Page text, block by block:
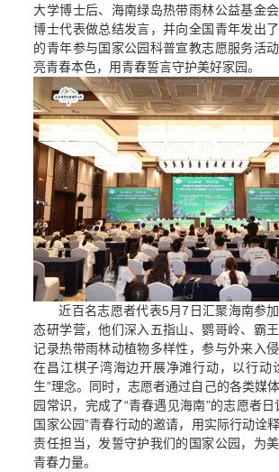
大学博士后、海南绿岛热带雨林公益基金
博士代表做总结发言，并向全国青年发出
的青年参与国家公园科普宣教志愿服务活
亮青春本色，用青春誓言守护美好家园。
近百名志愿者代表5月7日汇聚海南参
态研学营，他们深入五指山、鹦哥岭、霸
记录热带雨林动植物多样性，参与外来入侵
在昌江棋子湾海边开展净滩行动，以行动
生”理念。同时，志愿者通过自己的各类媒
园常识，完成了“青春遇见海南”的志愿者日
国家公园”青春行动的邀请，用实际行动诠
责任担当，发誓守护我们的国家公园，为
青春力量。